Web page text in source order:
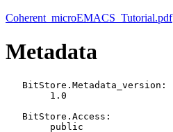
Coherent_microEMACS_Tutorial.pdf
Metadata
   BitStore.Metadata_version:
   BitStore.Access: